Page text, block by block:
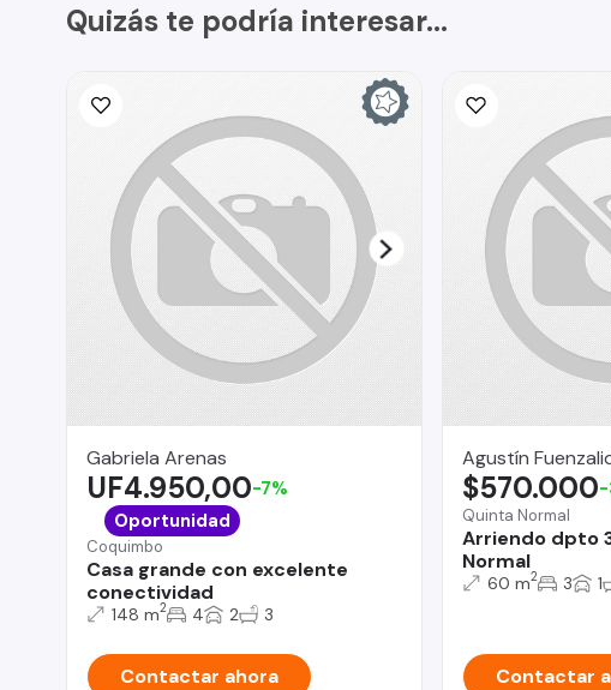
Quizás te podría interesar...
Gabriela Arenas
Coquimbo
Casa grande con excelente
conectividad
UF4.950,00-7%
Oportunidad
148 m2 4 2 3
Contactar ahora
Agustín
Quinta Normal
Arriendo dpto
Normal
$570.000-
60 m2 3 1
Contactar